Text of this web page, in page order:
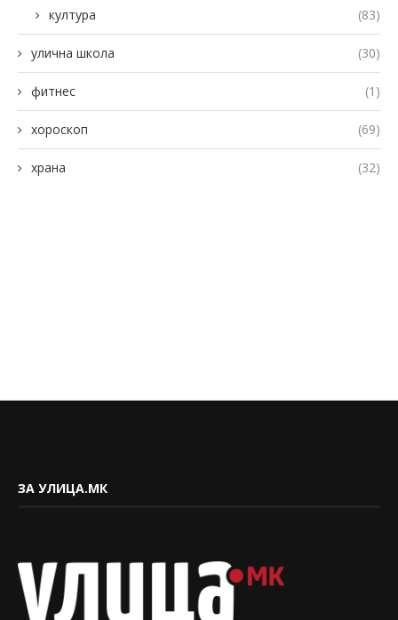
култура (83)
улична школа (30)
фитнес (1)
хороскоп (69)
храна (32)
ЗА УЛИЦА.МК